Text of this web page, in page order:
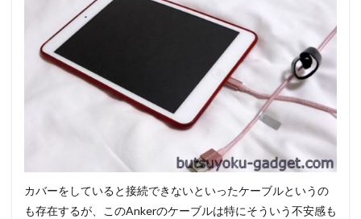
カバーをしていると接続できないといったケーブルというの
も存在するが、このAnkerのケーブルは特にそういう不安感も